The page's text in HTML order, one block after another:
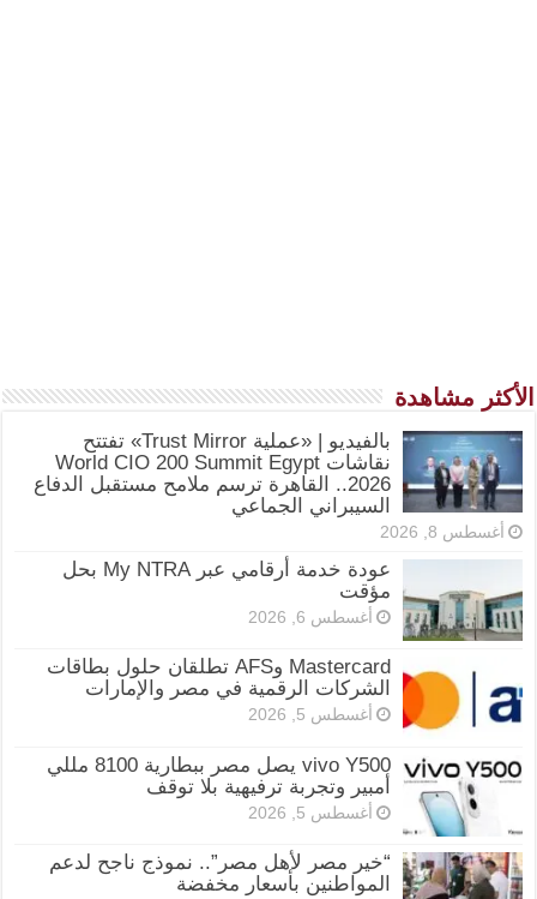
الأكثر مشاهدة
بالفيديو | «عملية Trust Mirror» تفتتح
نقاشات World CIO 200 Summit Egypt
2026.. القاهرة ترسم ملامح مستقبل الدفاع
السيبراني الجماعي
أغسطس 8, 2026
عودة خدمة أرقامي عبر My NTRA بحل
مؤقت
أغسطس 6, 2026
Mastercard وAFS تطلقان حلول بطاقات
الشركات الرقمية في مصر والإمارات
أغسطس 5, 2026
vivo Y500 يصل مصر ببطارية 8100 مللي
أمبير وتجربة ترفيهية بلا توقف
أغسطس 5, 2026
“خير مصر لأهل مصر”.. نموذج ناجح لدعم
المواطنين بأسعار مخفضة